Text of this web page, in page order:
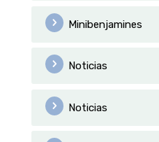
Minibenjamines
Noticias
Noticias